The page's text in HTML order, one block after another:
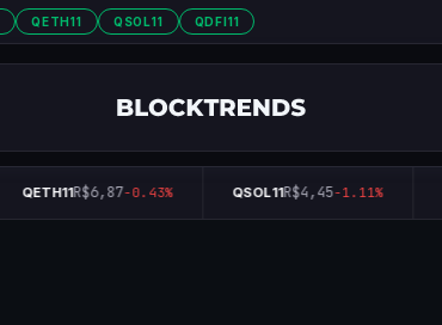
QETH11 QSOL11 QDFI11
QETH11R$6,87-0.43% QSOL11R$4,45-1.11%